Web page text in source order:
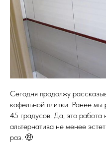
Сегодня продолжу
кафельной плитки. Ранее мы
45 градусов. Да, это работа
альтернатива не менее
раз. 🤑